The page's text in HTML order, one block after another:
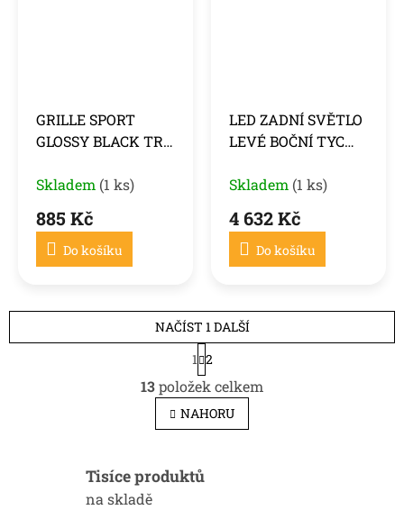
GRILLE SPORT
GLOSSY BLACK TRI-
BAR fits BMW X3
21-25
Skladem (1 ks)
885 Kč
Do košíku
LED ZADNÍ SVĚTLO
LEVÉ BOČNÍ TYC
21
Skladem (1 ks)
4 632 Kč
Do košíku
O
v
l
á
c
NAČÍST 1 DALŠÍ
S
t
r
á
n
k
á
n
1 2
13položek celkem
NAHORU
Tisíce produktů
na skladě